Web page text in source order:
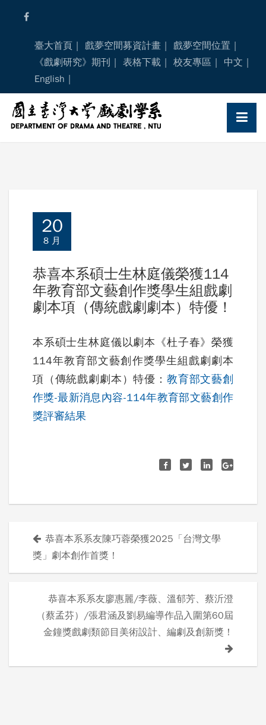
臺大首頁 戲夢空間募資計畫
戲夢空間位置
《戲劇研究》期刊
表格下載 校友專區
中文
English
20
8 月
恭喜本系碩士生林庭儀榮獲114
年教育部文藝創作獎學生組戲劇
劇本項（傳統戲劇劇本）特優！
本系碩士生林庭儀以劇本《杜子春》榮獲
114年教育部文藝創作獎學生組戲劇劇本
項（傳統戲劇劇本）特優： 教育部文藝創
作獎-最新消息內容-114年教育部文藝創作
獎評審結果
章
恭喜本系系友陳巧蓉榮獲2025「台灣文學
獎」劇本創作首獎！
恭喜本系系友廖惠麗/李薇、溫郁芳、蔡沂澄
（蔡孟芬）/張君涵及劉易編導作品入圍第60屆
金鐘獎戲劇類節目美術設計、編劇及創新獎！